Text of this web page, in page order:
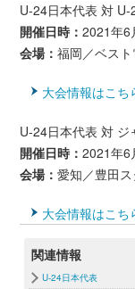
U-24日本代表 対 U-
開催日時：2021年6
会場：福岡／ベス
大会情報はこち
U-24日本代表 対 ジ
開催日時：2021年6
会場：愛知／豊田
大会情報はこち
関連情報
U-24日本代表